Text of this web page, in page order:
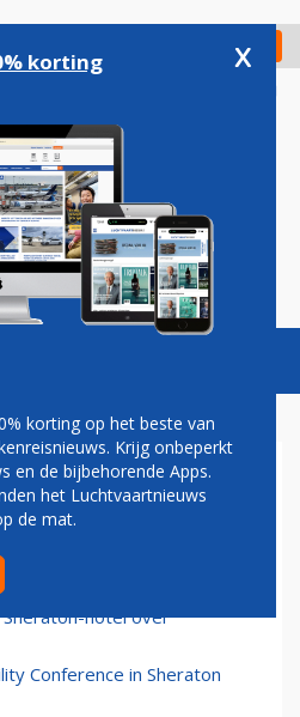
Check in
Vacatures
op Schiphol
hotel over
Conference in Sheraton
korting x
korting op het beste van
Krijg onbeperkt
en de bijbehorende Apps.
het Luchtvaartnieuws
de mat.